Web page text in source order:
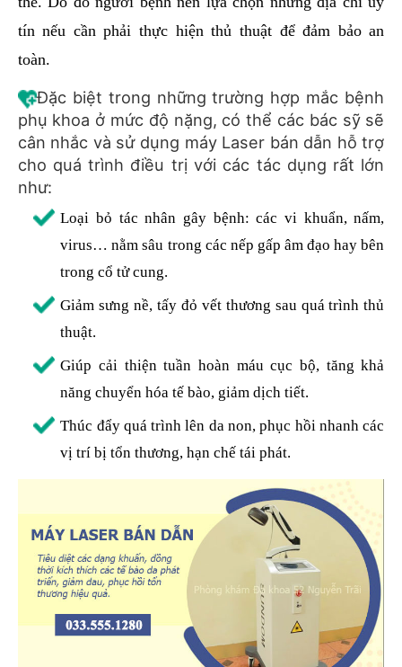
tín nếu cần phải thực hiện thủ thuật để đảm bảo an
toàn.
Đặc biệt trong những trường hợp mắc bệnh
phụ khoa ở mức độ nặng, có thể các bác sỹ sẽ
cân nhắc và sử dụng máy Laser bán dẫn hỗ trợ
cho quá trình điều trị với các tác dụng rất lớn
như:
Loại bỏ tác nhân gây bệnh: các vi khuẩn, nấm,
virus… nằm sâu trong các nếp gấp âm đạo hay bên
trong cổ tử cung.
Giảm sưng nề, tấy đỏ vết thương sau quá trình thủ
thuật.
Giúp cải thiện tuần hoàn máu cục bộ, tăng khả
năng chuyển hóa tế bào, giảm dịch tiết.
Thúc đẩy quá trình lên da non, phục hồi nhanh các
vị trí bị tổn thương, hạn chế tái phát.